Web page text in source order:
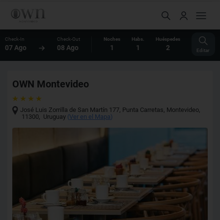
Check-In
07 Ago
Check-Out
08 Ago
Noches
1
Habs.
1
Huéspedes
2 Editar
OWN Montevideo
José Luis Zorrilla de San Martín 177, Punta Carretas, Montevideo,
11300, Uruguay (Ver en el Mapa)